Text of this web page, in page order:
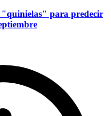
"quinielas" para predecir